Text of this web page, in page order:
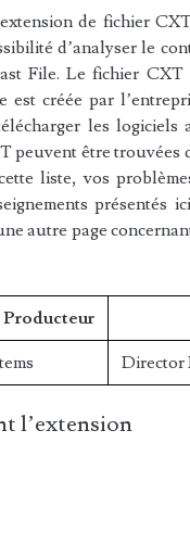
de fichier
d’analyser le
File. Le fichier
créée par
les logiciels
peuvent être trouvées
liste, vos
présentés
autre page
Director
l’extension